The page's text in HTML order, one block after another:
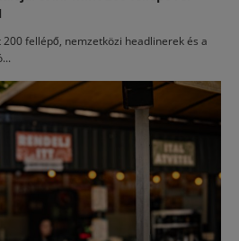
fellépő, nemzetközi headlinerek és a